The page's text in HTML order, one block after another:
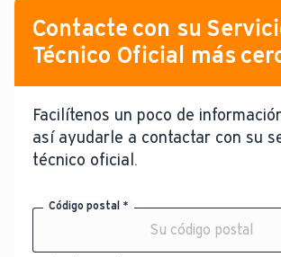
Contacte con su
Técnico Oficial más
Facilítenos un poco de
así ayudarle a contactar con su
técnico oficial.
Código postal *